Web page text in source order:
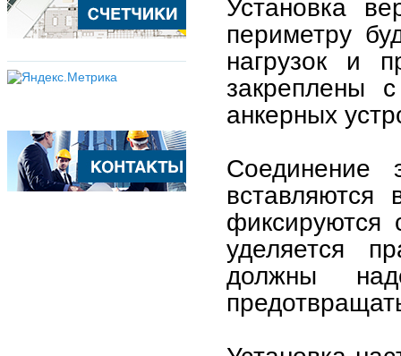
Установка
периметру
нагрузок и
закреплены
анкерных
Соединение
вставляются
уделяется
должны